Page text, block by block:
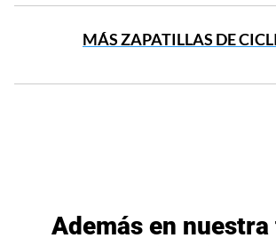
MÁS ZAPATILLAS DE
Además en